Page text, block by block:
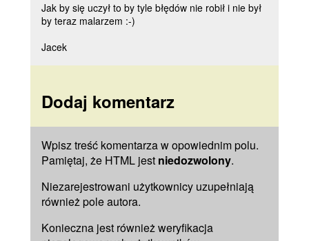
Jak by się uczył to by tyle błędów nie robił i nie był
by teraz malarzem :-)
Jacek
Dodaj komentarz
Wpisz treść komentarza w opowiednim polu.
Pamiętaj, że HTML jest niedozwolony.
Niezarejestrowani użytkownicy uzupełniają
również poleautora.
Konieczna jest również weryfikacja